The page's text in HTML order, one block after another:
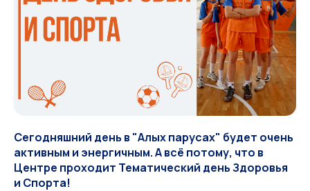
Сегодняшний день в "Алых парусах" будет очень
активным и энергичным. А всё потому, что в
Центре проходит Тематический день Здоровья
и Спорта!